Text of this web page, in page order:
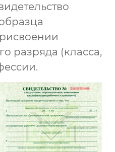
разряда (класса,